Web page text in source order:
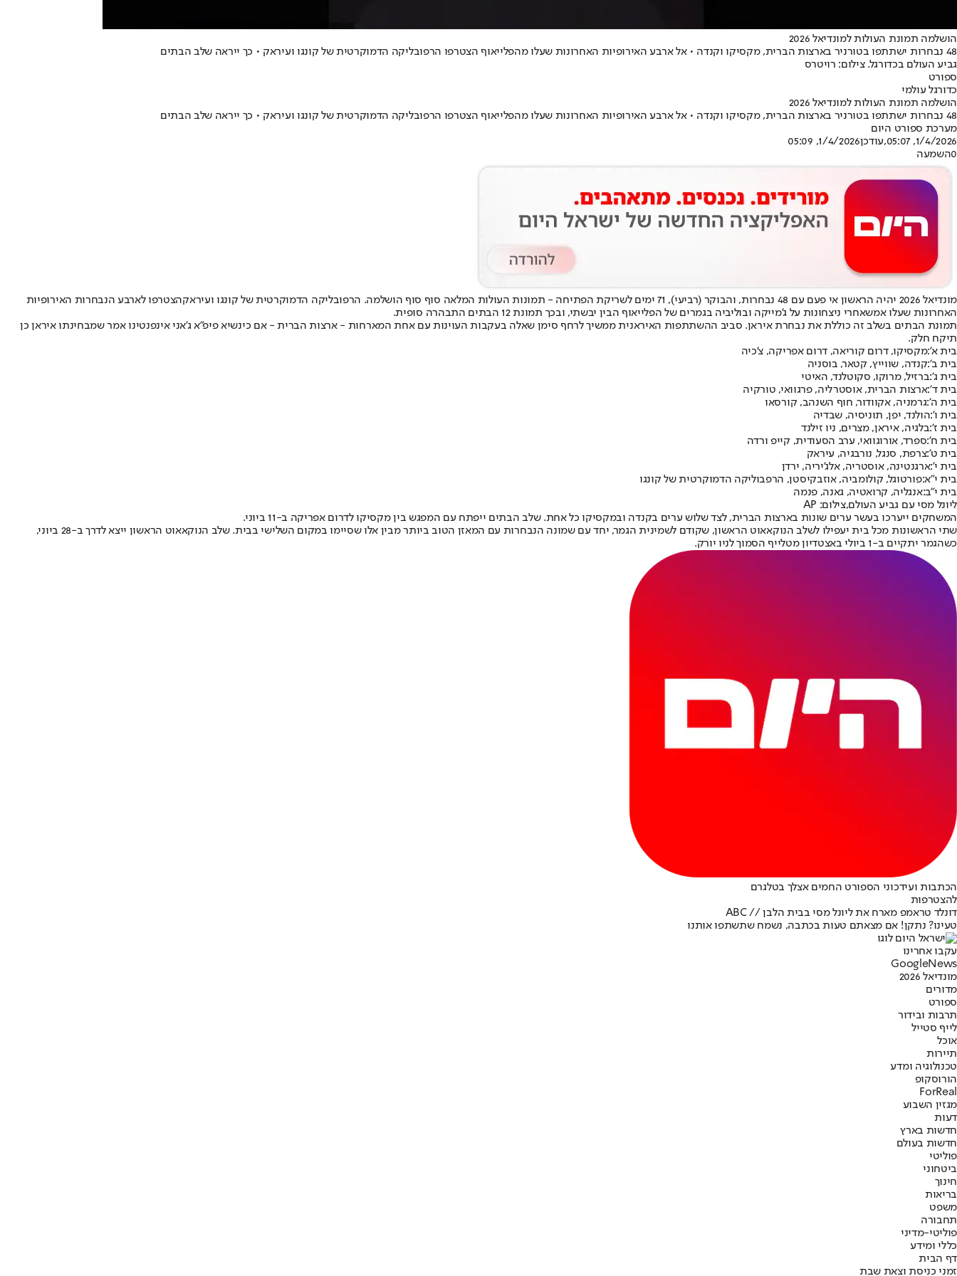
הושלמה תמונת העולות למונדיאל 2026
48 נבחרות ישתתפו בטורניר בארצות הברית, מקסיקו וקנדה • אל ארבע האירופיות האחרונות שעלו מהפלייאוף הצטרפו הרפובליקה הדמוקרטית של קונגו ועיראק • כך ייראה שלב הבתים
גביע העולם בכדורגל. צילום: רויטרס
ספורט
כדורגל עולמי
הושלמה תמונת העולות למונדיאל 2026
48 נבחרות ישתתפו בטורניר בארצות הברית, מקסיקו וקנדה • אל ארבע האירופיות האחרונות שעלו מהפלייאוף הצטרפו הרפובליקה הדמוקרטית של קונגו ועיראק • כך ייראה שלב הבתים
מערכת ספורט היום
1/4/2026, 05:07
,עודכן1/4/2026, 05:09
0השמעה
מונדיאל 2026 יהיה הראשון אי פעם עם 48 נבחרות, והבוקר (רביעי), 71 ימים לשריקת הפתיחה - תמונות העולות המלאה סוף סוף הושלמה. הרפובליקה הדמוקרטית של קונגו ועיראק
הצטרפו לארבע הנבחרות האירופיות
האחרונות שעלו אמשאחרי ניצחונות על ג'מייקה ובוליביה בגמרים של הפלייאוף הבין יבשתי, ובכך תמונת 12 הבתים התבהרה סופית.
תמונת הבתים בשלב זה כוללת את נבחרת איראן. סביב ההשתתפות האיראנית ממשיך לרחף סימן שאלה בעקבות העוינות עם אחת המארחות - ארצות הברית - אם כינשיא פיפ"א ג'אני אינפנטינו אמר שמבחינתו איראן כן
תיקח חלק.
בית א':מקסיקו, דרום קוריאה, דרום אפריקה, צ'כיה
בית ב':קנדה, שווייץ, קטאר, בוסניה
בית ג':ברזיל, מרוקו, סקוטלנד, האיטי
בית ד':ארצות הברית, אוסטרליה, פרגוואי, טורקיה
בית ה':גרמניה, אקוודור, חוף השנהב, קורסאו
בית ו':הולנד, יפן, תוניסיה, שבדיה
בית ז':בלגיה, איראן, מצרים, ניו זילנד
בית ח':ספרד, אורוגוואי, ערב הסעודית, קייפ ורדה
בית ט':צרפת, סנגל, נורבגיה, עיראק
בית י':ארגנטינה, אוסטריה, אלג'יריה, ירדן
בית י"א:פורטוגל, קולומביה, אוזבקיסטן, הרפבוליקה הדמוקרטית של קונגו
בית י"ב:אנגליה, קרואטיה, גאנה, פנמה
ליונל מסי עם גביע העולם,צילום: AP
המשחקים ייערכו בעשר ערים שונות בארצות הברית, לצד שלוש ערים בקנדה ובמקסיקו כל אחת. שלב הבתים ייפתח עם המפגש בין מקסיקו לדרום אפריקה ב-11 ביוני.
שתי הראשונות מכל בית יעפילו לשלב הנוקאאוט הראשון, שקודם לשמינית הגמר, יחד עם שמונה הנבחרות עם המאזן הטוב ביותר מבין אלו שסיימו במקום השלישי בבית. שלב הנוקאאוט הראשון ייצא לדרך ב-28 ביוני,
כשהגמר יתקיים ב-1 ביולי באצטדיון מטלייף הסמוך לניו יורק.
הכתבות ועידכוני הספורט החמים אצלך בטלגרם
להצטרפות
דונלד טראמפ מארח את ליונל מסי בבית הלבן // ABC
טעינו? נתקן! אם מצאתם טעות בכתבה, נשמח שתשתפו אותנו
עקבו אחרינו
Googl eNews
מונדיאל 2026
מדורים
ספורט
תרבות ובידור
לייף סטייל
אוכל
תיירות
טכנולוגיה ומדע
הורוסקופ
ForReal
מגזין השבוע
דעות
חדשות בארץ
חדשות בעולם
פוליטי
ביטחוני
חינוך
בריאות
משפט
תחבורה
פוליטי-מדיני
כללי ומידע
דף הבית
זמני כניסת וצאת שבת